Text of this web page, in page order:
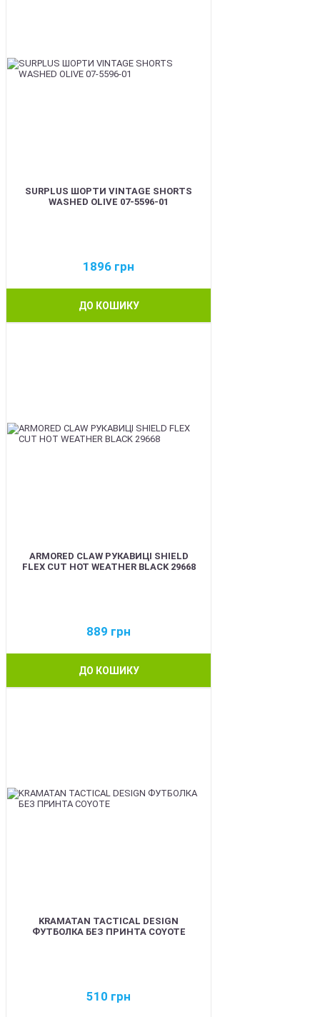
SURPLUS ШОРТИ VINTAGE SHORTS
WASHED OLIVE 07-5596-01
1896 грн
ДО КОШИКУ
ARMORED CLAW РУКАВИЦІ SHIELD
FLEX CUT HOT WEATHER BLACK 29668
889 грн
ДО КОШИКУ
KRAMATAN TACTICAL DESIGN
ФУТБОЛКА БЕЗ ПРИНТА COYOTE
510 грн